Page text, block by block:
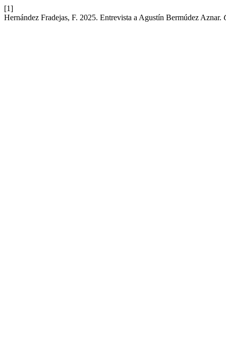
[1]
Hernández Fradejas, F. 2025. Entrevista a Agustín Bermúdez Aznar.